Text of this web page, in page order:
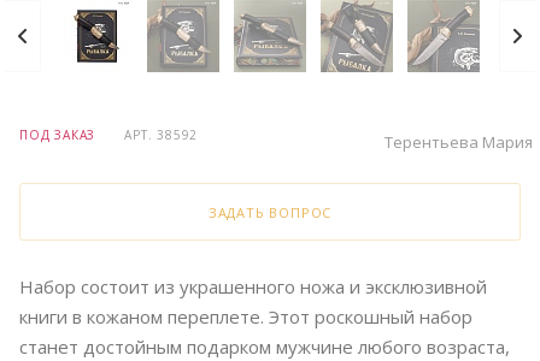
ПОД ЗАКАЗ АРТ.38592 Терентьева Мария
ЗАДАТЬ ВОПРОС
Набор состоит из украшенного ножа и эксклюзивной
книги в кожаном переплете. Этот роскошный набор
станет достойным подарком мужчине любого возраста,